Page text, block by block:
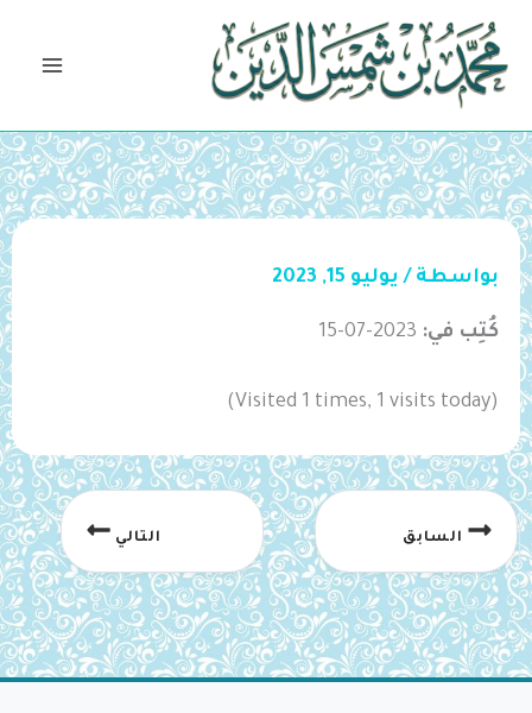
تخطي
المحتوى
بواسطة / يوليو 15, 2023
كُتِب في: 2023-07-15
(Visited 1 times, 1 visits today)
السابق التالي